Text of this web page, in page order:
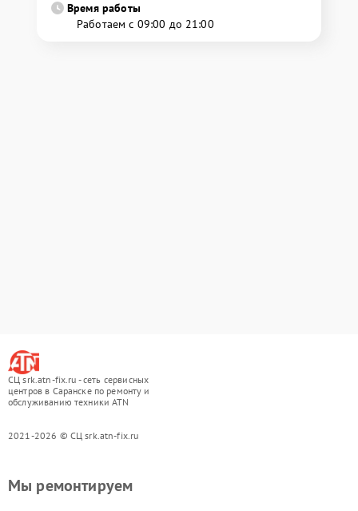
Время работы
Работаем с 09:00 до 21:00
СЦ srk.atn-fix.ru - сеть сервисных
центров в Саранске по ремонту и
обслуживанию техники ATN
2021-2026 © СЦ srk.atn-fix.ru
Мы ремонтируем